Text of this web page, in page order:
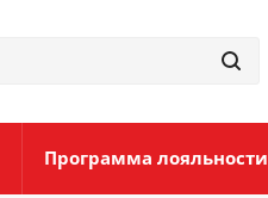
Программа лояльности